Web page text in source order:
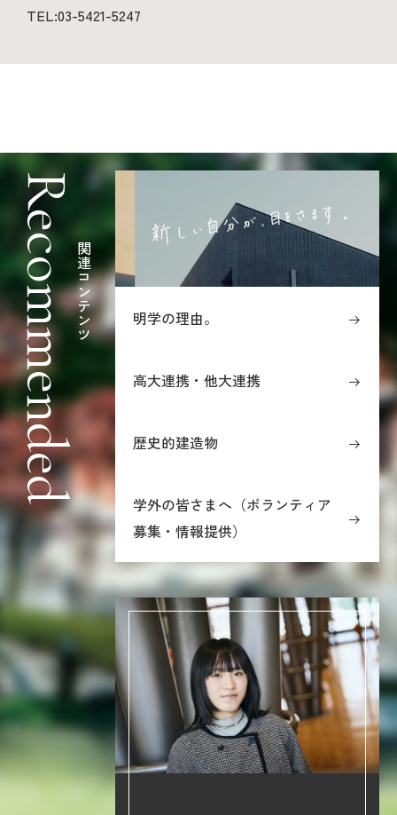
TEL:03-5421-5247
Recommended関連コンテンツ 明学の理由。
高大連携・他大連携
歴史的建造物
学外の皆さまへ（ボランティア
募集・情報提供）